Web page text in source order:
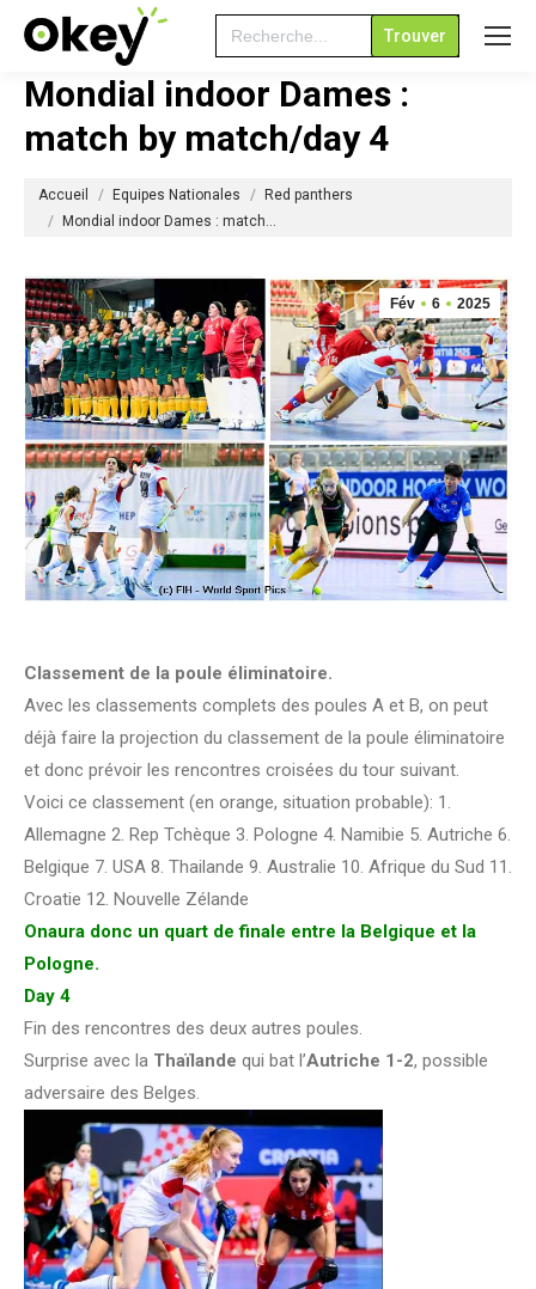
Search
for:
Mondial indoor Dames :
match by match/day 4
Accueil Equipes Nationales
Red panthers
Mondial indoor Dames : match…
Fév 6 2025
Classement de la poule éliminatoire.
Avec les classements complets des poules A et B, on peut
déjà faire la projection du classement de la poule éliminatoire
et donc prévoir les rencontres croisées du tour suivant.
Voici ce classement (en orange, situation probable): 1.
Allemagne 2. Rep Tchèque 3. Pologne 4. Namibie 5. Autriche 6.
Belgique 7. USA 8. Thailande 9. Australie 10. Afrique du Sud 11.
Croatie 12. Nouvelle Zélande
Onaura donc un quart de finale entre la Belgique et la
Pologne.
Day 4
Fin des rencontres des deux autres poules.
Surprise avec la Thaïlande qui bat l’Autriche 1-2, possible
adversaire des Belges.